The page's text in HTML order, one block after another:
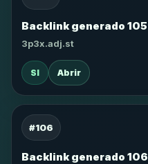
Backlink generado 105
3p3x.adj.st
SI Abrir
#106
Backlink generado 106